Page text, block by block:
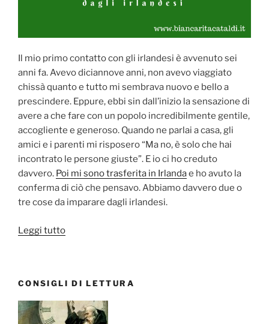
Il mio primo contatto con gli irlandesi è avvenuto sei
anni fa. Avevo diciannove anni, non avevo viaggiato
chissà quanto e tutto mi sembrava nuovo e bello a
prescindere. Eppure, ebbi sin dall’inizio la sensazione di
avere a che fare con un popolo incredibilmente gentile,
accogliente e generoso. Quando ne parlai a casa, gli
amici e i parenti mi risposero “Ma no, è solo che hai
incontrato le persone giuste”. E io ci ho creduto
davvero. Poi mi sono trasferita in Irlandae ho avuto la
conferma di ciò che pensavo. Abbiamo davvero due o
tre cose da imparare dagli irlandesi.
Leggi tutto“Due
che
dovremmo
imparare
CONSIGLI DI LETTURA